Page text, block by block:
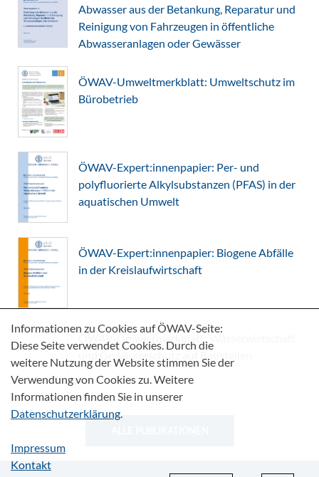
Abwasser aus der Betankung, Reparatur und
Reinigung von Fahrzeugen in öffentliche
Abwasseranlagen oder Gewässer
ÖWAV-Umweltmerkblatt: Umweltschutz im
Bürobetrieb
ÖWAV-Expert:innenpapier: Per- und
polyfluorierte Alkylsubstanzen (PFAS) in der
aquatischen Umwelt
ÖWAV-Expert:innenpapier: Biogene Abfälle
in der Kreislaufwirtschaft
Informationen zu Cookies auf ÖWAV-Seite:
Diese Seite verwendet Cookies. Durch die
weitere Nutzung der Website stimmen Sie der
Verwendung von Cookies zu. Weitere
Informationen finden Sie in unserer
Datenschutzerklärung.
Impressum
Kontakt